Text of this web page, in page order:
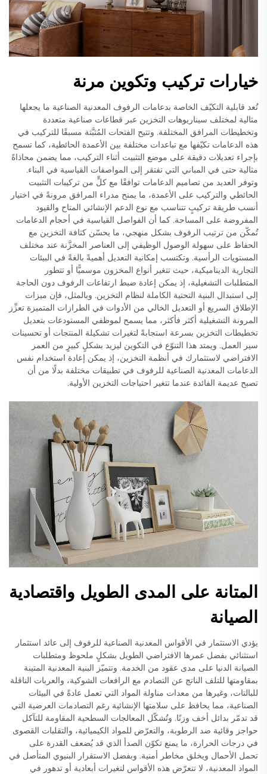
خيارات تركيب وتكوين مرنة
تُعد قابلية التكيّف الخاصة بدعامات الرفوف المعدنية الصناعية ما يجعلها
مثالية لمختلف سيناريوهات التخزين عبر قطاعات صناعية متعددة
وتخطيطات المرافق المختلفة. وتتيح الفتحات المُثبَّتة مسبقًا للتركيب في
هذه الدعامات تكيّفها مع تباعدات مختلفة بين الأعمدة الحائطية، كما تسمح
بإجراء تعديلات دقيقة على موضع التثبيت أثناء التركيب، مما يضمن محاذاةً
مثالية حتى في المباني التي تفتقر إلى المواصفات القياسية في البناء.
وتوفر العديد من تصاميم الدعامات توافقًا مع كلٍّ من تركيبات التثبيت
الحائطي والتركيب على الأعمدة، ما يمنح مدراء المرافق مرونةً في اختيار
أنسب طريقة تركيبٍ تتناسب مع نوع الدعم الإنشائي المتاح والقيود
المفروضة على المساحة. كما أن الفواصل القياسية في أحجام الدعامات
تُمكّن من ترتيب الرفوف بشكل منهجي، ما يحسّن كثافة التخزين مع
الحفاظ على سهولة الوصول الوظيفي إلى العناصر المخزَّنة عند مختلف
المستويات الرأسية. وتكتسب إمكانية التعديل أهميةً بالغةً في البيئات
التجارية الديناميكية، حيث تتغير أنواع المخزون موسميًّا أو تتطور
المتطلبات التشغيلية، إذ يمكن إعادة ضبط ارتفاعات الرفوف دون الحاجة
إلى استبدال البنية التحتية الكاملة لنظام التخزين. وبالمثل، فإن ميزات
الإطلاق السريع أو التعديل الخالي من الأدوات في الطرازات المتميزة تعزِّز
المرونة التشغيلية أكثر فأكثر، مما يسمح لموظفي المستودعات بتعديل
تخطيطات التخزين بسرعة استجابةً لتغيرات تشكيلة المنتجات أو تحسينات
سير العمل. ويمتد هذا التنوّع في التكوين ليزيد بشكلٍ كبيرٍ من العمر
الافتراضي لاستثمارك في أنظمة التخزين، إذ يمكن إعادة استخدام نفس
الدعامات المعدنية الصناعية للرفوف في تطبيقات مختلفة بدلًا من أن
تصبح عديمة الفائدة عندما تتغير احتياجات التخزين الأولية.
المتانة على المدى الطويل واقتصادية
الصيانة
يؤدي الاستثمار في الأقواس المعدنية الصناعية للرفوف إلى عائد استثمار
استثنائي بفضل عمرها الافتراضي الطويل بشكلٍ ملحوظ ومتطلبات
الصيانة الدنيا على مدى عقود من الخدمة. وتتميّز البنية المعدنية المتينة
بمقاومتها للتلف الناتج عن التصادم مع الرافعات الشوكية، والعربات الناقلة
للبالتات، وغيرها من معدات مناولة المواد التي تعمل عادةً في البيئات
الصناعية، مما يحافظ على سلامتها الإنشائية رغم التصادمات العرضية التي
قد تدمّر بدائل أخف وزنًا. وتُشكّل المعالجات السطحية المقاومة للتآكل
حواجز وقائية ضد الرطوبة، والتعرّض للمواد الكيميائية، والتقلبات القصوى
في درجات الحرارة، ما يمنع تكوّن الصدأ الذي قد يُضعف القدرة على
تحمل الأحمال ويخلق مخاطر أمنية. وبفضل الاستقرار البنيوي المتأصل في
المواد المعدنية، لا تتعرّض هذه الأقواس لتغيرات أبعادية أو تدهور في